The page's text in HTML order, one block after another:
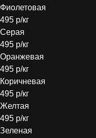
Фиолетовая
495 р/кг
Серая
495 р/кг
Оранжевая
495 р/кг
Коричневая
495 р/кг
Желтая
495 р/кг
Зеленая